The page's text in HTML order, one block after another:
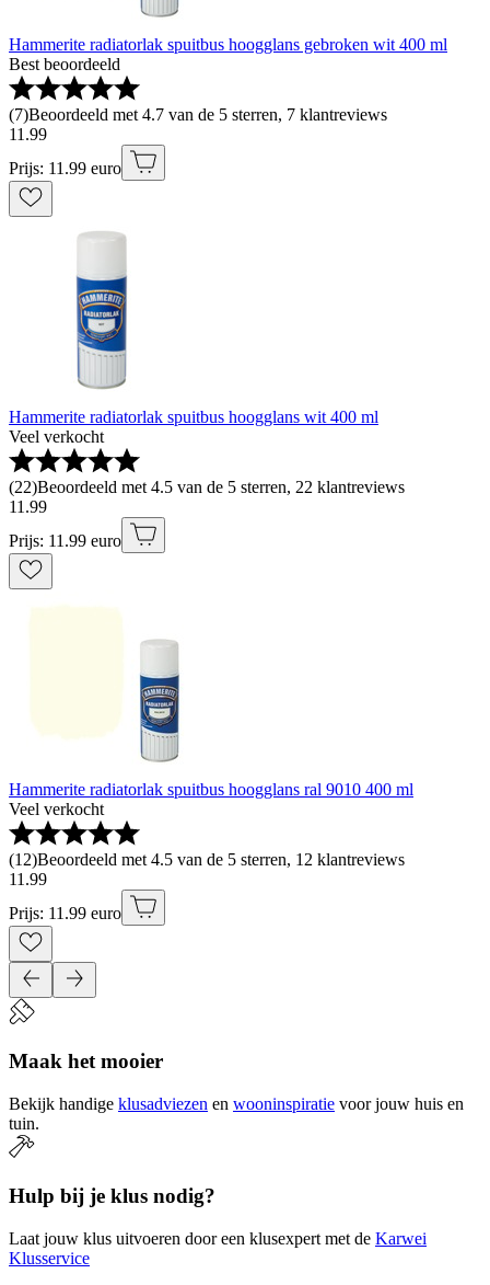
Hammerite radiatorlak spuitbus hoogglans gebroken wit 400 ml
Best beoordeeld
(7)Beoordeeld met 4.7 van de 5 sterren, 7 klantreviews
11 .99
Prijs: 11.99 euro
Hammerite radiatorlak spuitbus hoogglans wit 400 ml
Veel verkocht
(22)Beoordeeld met 4.5 van de 5 sterren, 22 klantreviews
11 .99
Prijs: 11.99 euro
Hammerite radiatorlak spuitbus hoogglans ral 9010 400 ml
Veel verkocht
(12)Beoordeeld met 4.5 van de 5 sterren, 12 klantreviews
11 .99
Prijs: 11.99 euro
Maak het mooier
Bekijk handige klusadviezen en wooninspiratie voor jouw huis en
tuin.
Hulp bij je klus nodig?
Laat jouw klus uitvoeren door een klusexpert met de Karwei
Klusservice